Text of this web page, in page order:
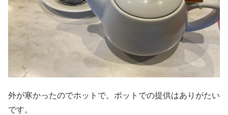
外が寒かったのでホットで。ポットでの提供はありがたい
です。